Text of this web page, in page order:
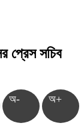
প্রেস সচিব
অ- অ+